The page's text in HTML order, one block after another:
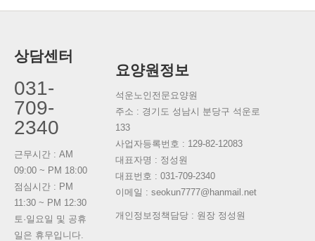
상담센터
031-
709-
2340
근무시간 : AM
09:00 ~ PM 18:00
점심시간 : PM
11:30 ~ PM 12:30
토·일요일 및 공휴
일은 휴무입니다.
요양원정보
석운노인전문요양원
주소 : 경기도 성남시 분당구 석운로
133
사업자등록번호 : 129-82-12083
대표자명 : 정성원
대표번호 : 031-709-2340
이메일 : seokun7777@hanmail.net
개인정보정책담당 : 원장 정성원